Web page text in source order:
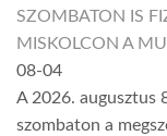
SZOMBATON IS
MISKOLCON A
08-04
A 2026. augusztus
szombaton a